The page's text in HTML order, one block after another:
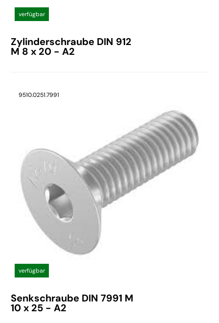
verfügbar
Zylinderschraube DIN 912
M 8 x 20 - A2
9510.0251.7991
verfügbar
Senkschraube DIN 7991 M
10 x 25 - A2